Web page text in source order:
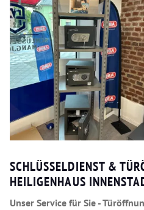
SCHLÜSSELDIENST &
HEILIGENHAUS
Unser Service für Sie -